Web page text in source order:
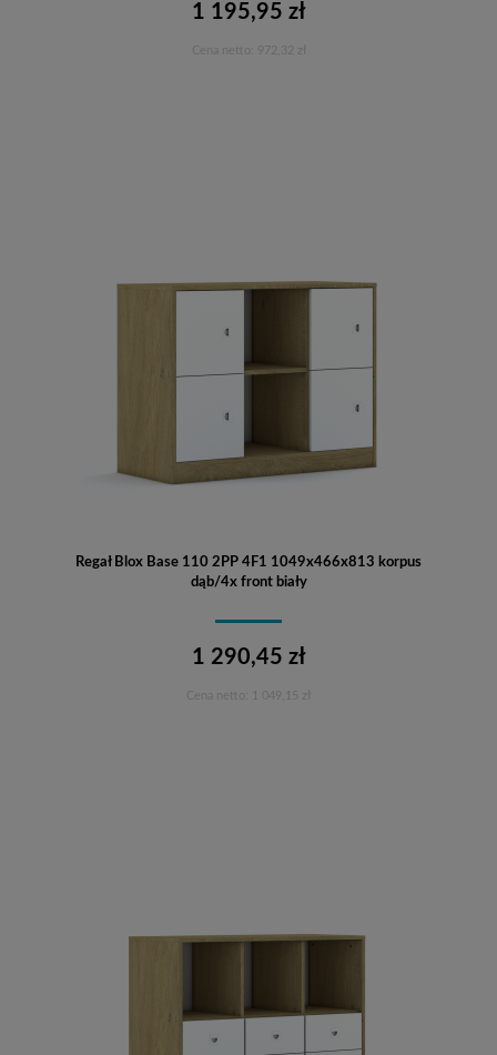
1 195,95 zł
972,32 zł
Regał Blox Base 110 2PP 4F1 1049x466x813 korpus
dąb/4x front biały
1 290,45 zł
1 049,15 zł